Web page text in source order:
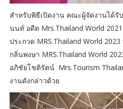
สำหรับพิธีเปิดงาน คณะผู้จัดงานได้
นนท์ อดีต Mrs.Thailand World
ประกวด MRS.Thailand World
กลิ่นพงษา MRS.Thailand World
อภิชัยโชติรัตน์ Mrs.Tourism
งานดังกล่าวด้วย